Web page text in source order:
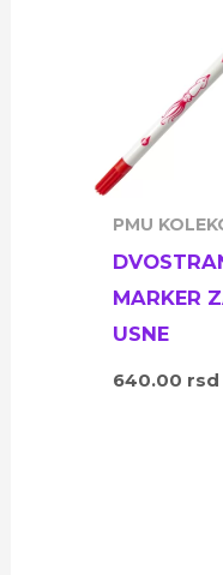
PMU
MARKER
USNE
640.00 rsd